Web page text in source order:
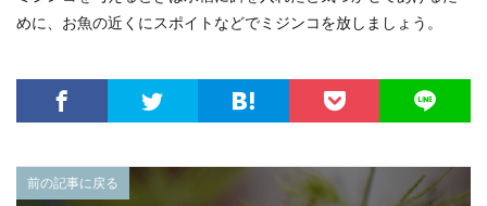
めに、お魚の近くにスポイトなどでミジンコを放しましょう。
前の記事に戻る